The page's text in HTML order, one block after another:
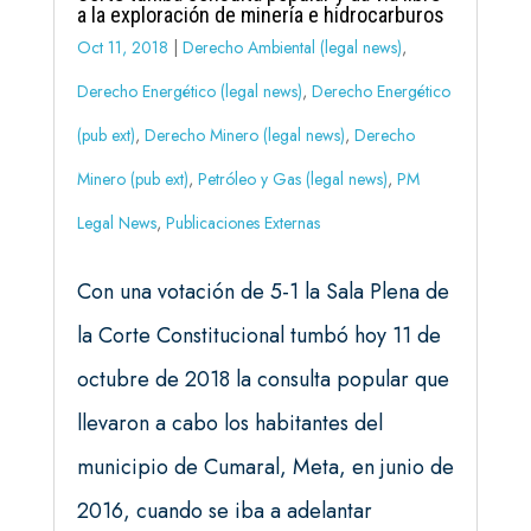
a la exploración de minería e hidrocarburos
Oct 11, 2018 Derecho Ambiental (legal news),
Derecho Energético (legal news), Derecho Energético
(pub ext), Derecho Minero (legal news), Derecho
Minero (pub ext), Petróleo y Gas (legal news), PM
Legal News, Publicaciones Externas
Con una votación de 5-1 la Sala Plena de
la Corte Constitucional tumbó hoy 11 de
octubre de 2018 la consulta popular que
llevaron a cabo los habitantes del
municipio de Cumaral, Meta, en junio de
2016, cuando se iba a adelantar